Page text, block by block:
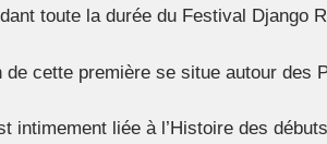
toute la durée du Festival Django
de cette première se situe autour des
intimement liée à l’Histoire des